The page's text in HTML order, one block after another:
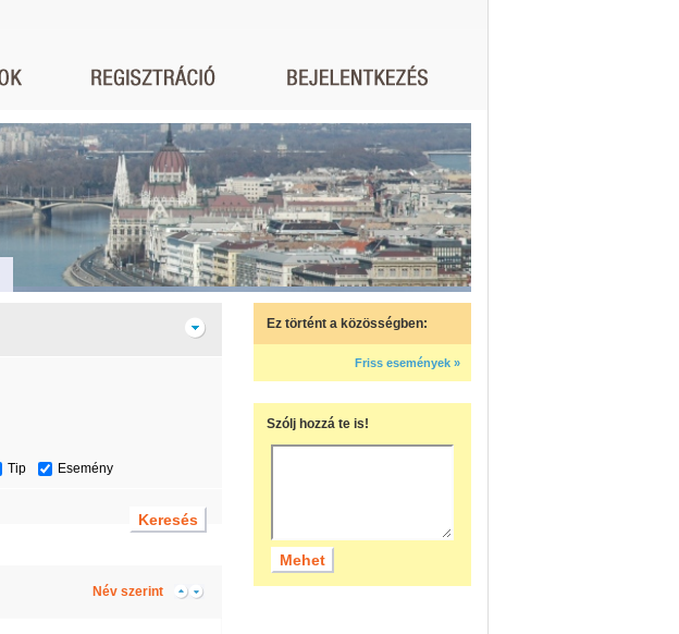
Tip Esemény
Név szerint
Ez történt a közösségben:
Friss események »
Szólj hozzá te is!